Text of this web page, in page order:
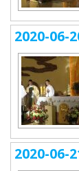
2020-
2020-06-